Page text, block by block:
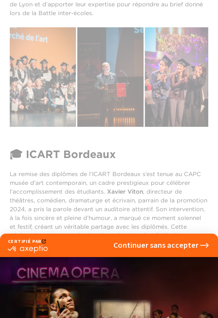
de Lyon et d’apporter leur expertise pour répondre au brief donné
lors de la Battle inter-écoles.
🎓 ICART Bordeaux
La remise des diplômes de l’ICART Bordeaux s’est tenue au CAPC
musée d'art contemporain, un cadre prestigieux pour célébrer
l’accomplissement des étudiants. Xavier Viton, directeur de
théâtres, comédien, dramaturge et écrivain, parrain de la promotion
2024, a pris la parole devant un auditoire attentif. Son intervention,
à la fois sincère et pleine d’humour, a marqué ce moment solennel
et festif, créant un véritable partage avec les diplômés. Cette
cérémonie restera gravée dans les mémoires des diplômés
bordelais, clôturant ainsi leur parcours à l’ICART et ouvrant de
nouvelles perspectives dans le monde de l’art et de la culture.